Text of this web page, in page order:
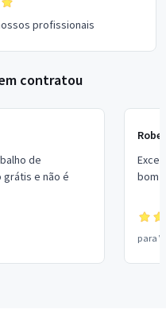
profissionais
contratou
de
grátis e não é
bom
para